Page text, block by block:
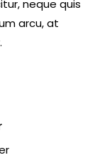
neque quis
arcu, at